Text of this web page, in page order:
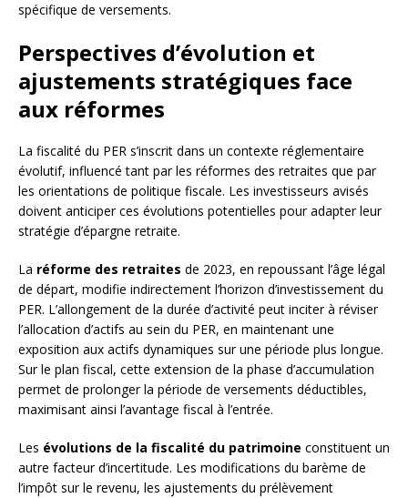
spécifique de versements.
Perspectives d’évolution et
ajustements stratégiques face
aux réformes
La fiscalité du PER s’inscrit dans un contexte réglementaire
évolutif, influencé tant par les réformes des retraites que par
les orientations de politique fiscale. Les investisseurs avisés
doivent anticiper ces évolutions potentielles pour adapter leur
stratégie d’épargne retraite.
La réforme des retraites de 2023, en repoussant l’âge légal
de départ, modifie indirectement l’horizon d’investissement du
PER. L’allongement de la durée d’activité peut inciter à réviser
l’allocation d’actifs au sein du PER, en maintenant une
exposition aux actifs dynamiques sur une période plus longue.
Sur le plan fiscal, cette extension de la phase d’accumulation
permet de prolonger la période de versements déductibles,
maximisant ainsi l’avantage fiscal à l’entrée.
Les évolutions de la fiscalité du patrimoine constituent un
autre facteur d’incertitude. Les modifications du barème de
l’impôt sur le revenu, les ajustements du prélèvement